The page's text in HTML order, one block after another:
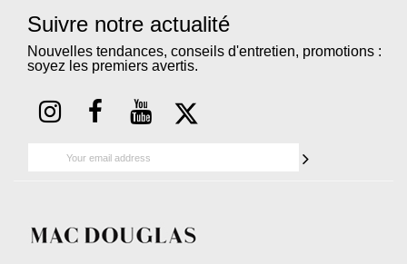
Suivre notre actualité
Nouvelles tendances, conseils d'entretien, promotions :
soyez les premiers avertis.